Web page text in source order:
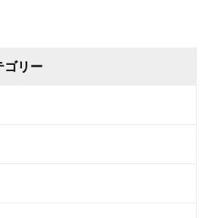
ゴリー